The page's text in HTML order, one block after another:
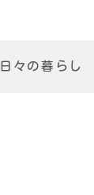
日々の暮らし